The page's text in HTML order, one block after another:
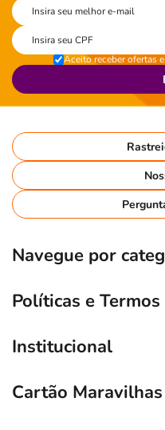
Aceito receber ofertas
Navegue por
Políticas e Termos
Institucional
Cartão